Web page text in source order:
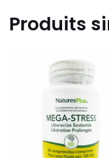
Produits